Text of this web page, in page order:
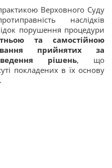
Верховного Суду
наслідків
порушення процедури
та самостійною
прийнятих за
рішень, що
покладених в їх основу